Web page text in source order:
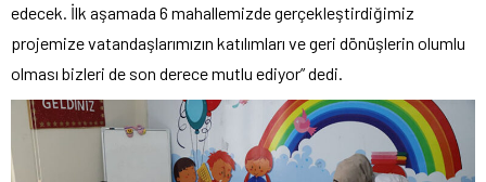
edecek. İlk aşamada 6 mahallemizde gerçekleştirdiğimiz
projemize vatandaşlarımızın katılımları ve geri dönüşlerin olumlu
olması bizleri de son derece mutlu ediyor” dedi.